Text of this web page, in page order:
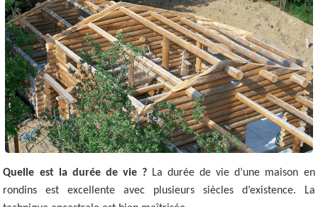
Quelle est la durée de vie ?La durée de vie d’une maison en
rondins est excellente avec plusieurs siècles d’existence. La